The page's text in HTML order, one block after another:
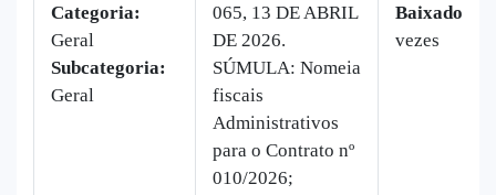
Categoria:
Geral
Subcategoria:
Geral
065, 13 DE ABRIL
DE 2026.
SÚMULA: Nomeia
fiscais
Administrativos
para o Contrato nº
010/2026;
Baixado:
vezes